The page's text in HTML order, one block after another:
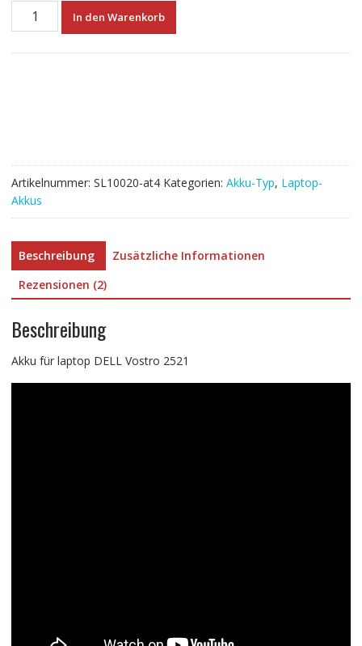
Neuer
In den Warenkorb
Artikelnummer: SL10020-at4 Kategorien: Akku-Typ, Laptop-
Akkus
Beschreibung
Zusätzliche Informationen
Rezensionen (2)
Beschreibung
Akku für laptop DELL Vostro 2521